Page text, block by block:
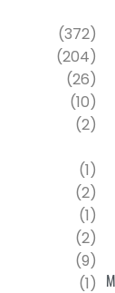
(372)
(204)
(26)
(10)
(2)
(1)
(2)
(1)
(2)
(9)
(1)